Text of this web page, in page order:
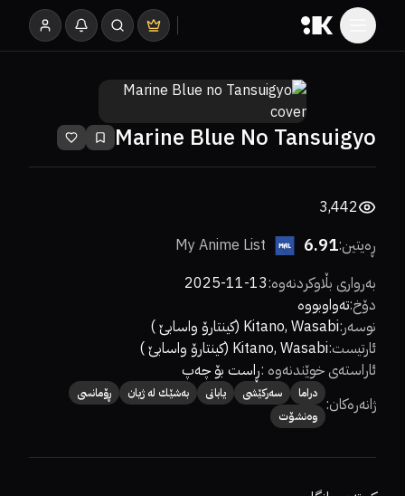
Marine Blue No Tansuigyo
3,442
ڕەیتین:6.91
My Anime List
بەرواری بڵاوکردنەوە:
2025-11-13
دۆخ:تەواوبووە
نوسەر:Kitano, Wasabi (كینتارۆ واسابێ )
ئارتیست:Kitano, Wasabi (كینتارۆ واسابێ )
ئاراستەی خوێندنەوە :ڕاست بۆ چەپ
ژانەرەکان:
دراما سەركێشی یابانی بەشێك لە ژیان
ڕۆمانسی
وەنشۆت